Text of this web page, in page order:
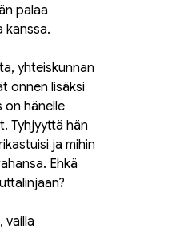
palaa
kanssa.
yhteiskunnan
onnen lisäksi
on hänelle
Tyhjyyttä hän
ja mihin
Ehkä
vailla